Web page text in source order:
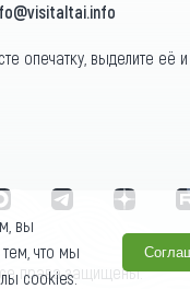
опечатку, выделите её
права защищены.
вы
что мы
cookies.